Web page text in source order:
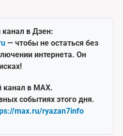
в Дзен:
— чтобы не остаться без
интернета. Он
канал в MAX.
событиях этого дня.
max.ru/ryazan7info